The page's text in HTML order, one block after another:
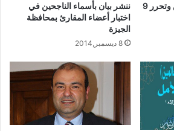
الأوقاف تحارب المتسولين وتحرر 9
ننشر بيان بأسماء الناجحين في
اختبار أعضاء المقارئ بمحافظة
الجيزة
8 ديسمبر,2014